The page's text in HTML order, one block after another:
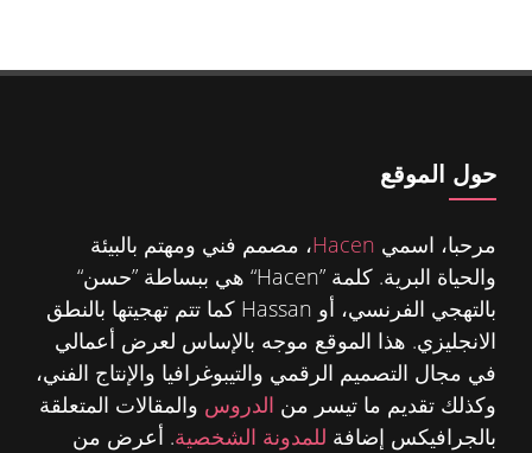
حول الموقع
مرحبا، اسمي Hacen، مصمم فني ومهتم بالبيئة
والحياة البرية. كلمة ”Hacen“ هي ببساطة ”حسن“
بالتهجي الفرنسي، أو Hassan كما تتم تهجيتها بالنطق
الانجليزي. هذا الموقع موجه بالإساس لعرض أعمالي
في مجال التصميم الرقمي والتيبوغرافيا والإنتاج الفني،
وكذلك تقديم ما تيسر من الدروس والمقالات المتعلقة
بالجرافيكس إضافة للمدونة الشخصية. أعرض من